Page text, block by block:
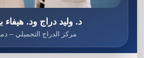
د. وليد دراج ود. هيفاء
مركز الدراج التجميلي –